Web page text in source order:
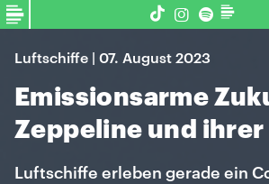
Luftschiffe | 07. August 2023
Emissionsarme
Zeppeline und
Luftschiffe erleben gerade ein